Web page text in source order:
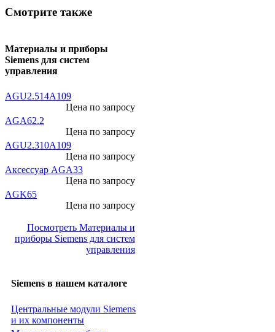
Смотрите также
Материалы и приборы
Siemens для систем
управления
AGU2.514A109
Цена по запросу
AGA62.2
Цена по запросу
AGU2.310A109
Цена по запросу
Аксессуар AGA33
Цена по запросу
AGK65
Цена по запросу
Посмотреть Материалы и
приборы Siemens для систем
управления
Siemens в нашем каталоге
Центральные модули Siemens
и их компоненты